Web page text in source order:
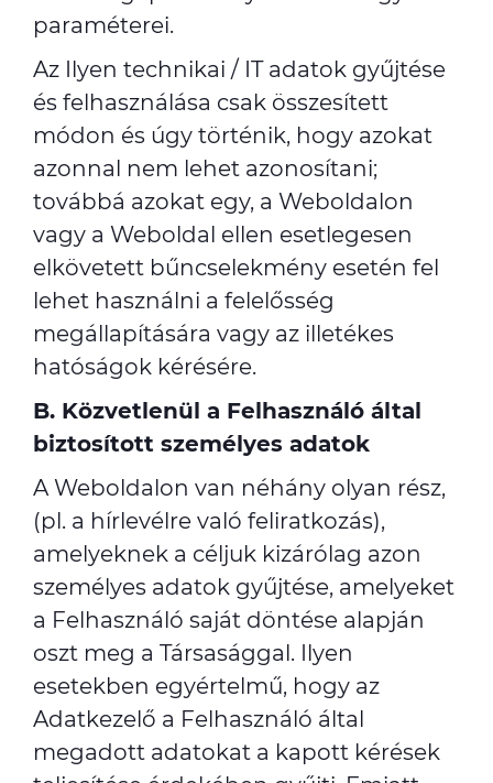
paraméterei.
Az Ilyen technikai / IT adatok gyűjtése
és felhasználása csak összesített
módon és úgy történik, hogy azokat
azonnal nem lehet azonosítani;
továbbá azokat egy, a Weboldalon
vagy a Weboldal ellen esetlegesen
elkövetett bűncselekmény esetén fel
lehet használni a felelősség
megállapítására vagy az illetékes
hatóságok kérésére.
B. Közvetlenül a Felhasználó által
biztosított személyes adatok
A Weboldalon van néhány olyan rész,
(pl. a hírlevélre való feliratkozás),
amelyeknek a céljuk kizárólag azon
személyes adatok gyűjtése, amelyeket
a Felhasználó saját döntése alapján
oszt meg a Társasággal. Ilyen
esetekben egyértelmű, hogy az
Adatkezelő a Felhasználó által
megadott adatokat a kapott kérések